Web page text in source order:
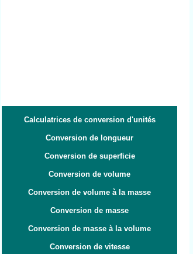
Calculatrices de conversion d'unités
Conversion de longueur
Conversion de superficie
Conversion de volume
Conversion de volume à la masse
Conversion de masse
Conversion de masse à la volume
Conversion de vitesse